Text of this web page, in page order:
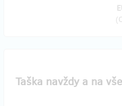
(
Taška navždy a na